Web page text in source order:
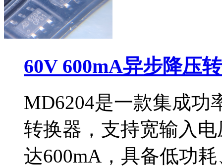
60V 600mA异步降压
MD6204是一款集成功
转换器，支持宽输入
达600mA，具备低功